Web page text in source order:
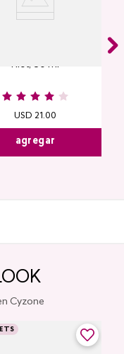
First, 50 ml
USD 21.00
agregar
Cyzone